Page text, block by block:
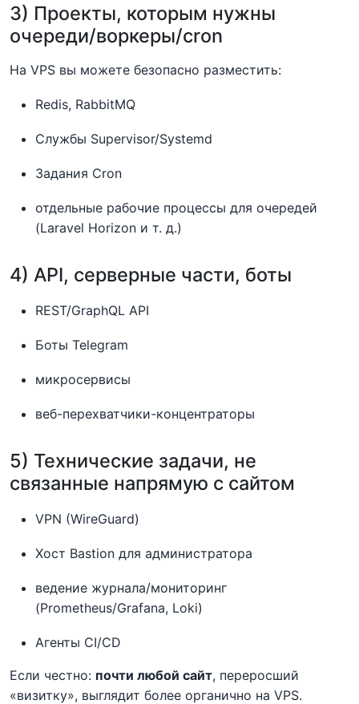
3) Проекты, которым нужны
очереди/воркеры/cron
На VPS вы можете безопасно разместить:
Redis, RabbitMQ
Службы Supervisor/Systemd
Задания Cron
отдельные рабочие процессы для очередей
(Laravel Horizon и т. д.)
4) API, серверные части, боты
REST/GraphQL API
Боты Telegram
микросервисы
веб-перехватчики-концентраторы
5) Технические задачи, не
связанные напрямую с сайтом
VPN (WireGuard)
Хост Bastion для администратора
ведение журнала/мониторинг
(Prometheus/Grafana, Loki)
Агенты CI/CD
Если честно: почти любой сайт, переросший
«визитку», выглядит более органично на VPS.